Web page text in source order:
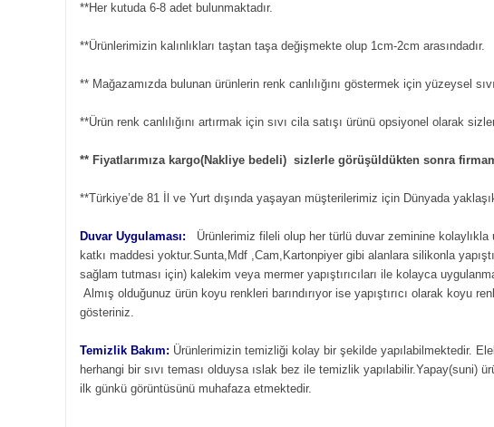
**Her kutuda 6-8 adet bulunmaktadır.
**Ürünlerimizin kalınlıkları taştan taşa değişmekte olup 1cm-2cm arasındadır.
** Mağazamızda bulunan ürünlerin renk canlılığını göstermek için yüzeysel
**Ürün renk canlılığını artırmak için sıvı cila satışı ürünü opsiyonel olarak
** Fiyatlarımıza kargo(Nakliye bedeli) sizlerle görüşüldükten sonra
**Türkiye’de 81 İl ve Yurt dışında yaşayan müşterilerimiz için Dünyada
Duvar Uygulaması:
Ürünlerimiz fileli olup her türlü duvar zeminine
katkı maddesi yoktur.Sunta,Mdf ,Cam,Kartonpiyer gibi alanlara silikonla
sağlam tutması için) kalekim veya mermer yapıştırıcıları ile kolayca
Almış olduğunuz ürün koyu renkleri barındırıyor ise yapıştırıcı olarak koyu
gösteriniz.
Temizlik Bakım: Ürünlerimizin temizliği kolay bir şekilde yapılabilmektedir.
herhangi bir sıvı teması olduysa ıslak bez ile temizlik yapılabilir.Yapay(suni)
ilk günkü görüntüsünü muhafaza etmektedir.